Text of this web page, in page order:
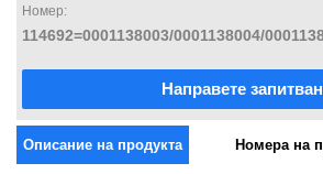
Номер:
114692=0001138003/0001138004/
Направете
Описание на продукта Номера на